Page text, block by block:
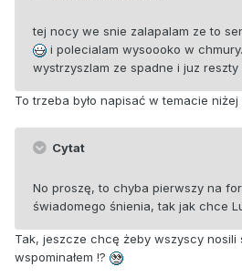
tej nocy we snie zalapalam ze to
i polecialam wysoooko w
wystrzyszlam ze spadne i juz reszty
To trzeba było napisać w temacie
Cytat
No proszę, to chyba pierwszy na
świadomego śnienia, tak jak chce
Tak, jeszcze chcę żeby wszyscy nosili
wspominałem !?